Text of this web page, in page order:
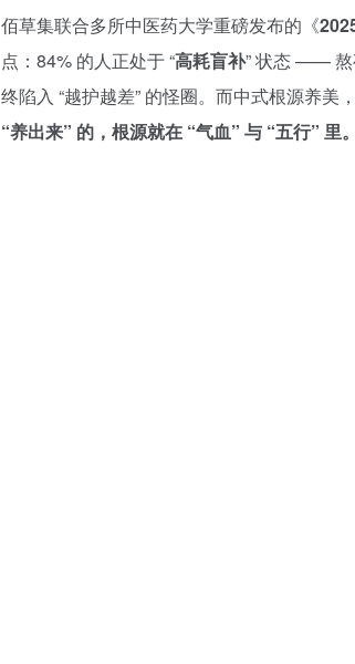
佰草集联合多所中医药大学重磅发布的《
点：84% 的人正处于 “高耗盲补” 状态 —— 熬
终陷入 “越护越差” 的怪圈。而中式根源养美
“养出来” 的，根源就在 “气血” 与 “五行” 里。